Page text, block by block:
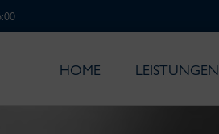
HOME LEISTUNGEN